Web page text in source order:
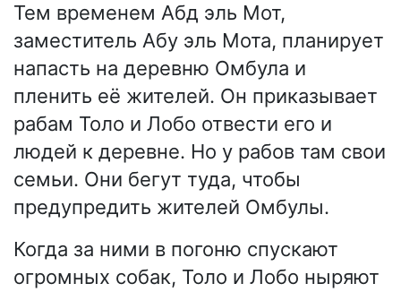
Тем временем Абд эль Мот,
заместитель Абу эль Мота, планирует
напасть на деревню Омбула и
пленить её жителей. Он приказывает
рабам Толо и Лобо отвести его и
людей к деревне. Но у рабов там свои
семьи. Они бегут туда, чтобы
предупредить жителей Омбулы.
Когда за ними в погоню спускают
огромных собак, Толо и Лобо ныряют